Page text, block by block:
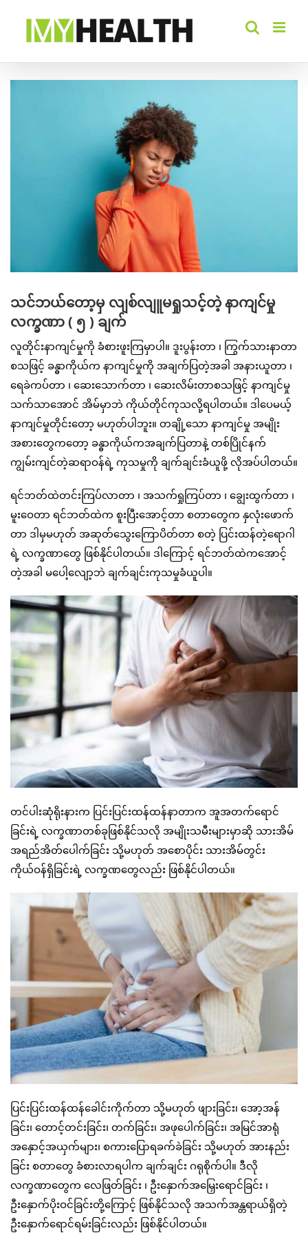
သင်ဘယ်တော့မှ လျစ်လျူမရှုသင့်တဲ့ နာကျင်မှု
လက္ခဏာ ( ၅ ) ချက်
လူတိုင်းနာကျင်မှုကို ခံစားဖူးကြမှာပါ။ ဒူးပွန်းတာ ၊ ကြွက်သားနာတာ
စသဖြင့် ခန္ဓာကိုယ်က နာကျင်မှုကို အချက်ပြတဲ့အခါ အနားယူတာ ၊
ရေခဲကပ်တာ ၊ ဆေးသောက်တာ ၊ ဆေးလိမ်းတာစသဖြင့် နာကျင်မှု
သက်သာအောင် အိမ်မှာဘဲ ကိုယ်တိုင်ကုသလို့ရပါတယ်။ ဒါပေမယ့်
နာကျင်မှုတိုင်းတော့ မဟုတ်ပါဘူး။ တချို့သော နာကျင်မှု အမျိုး
အစားတွေကတော့ ခန္ဓာကိုယ်ကအချက်ပြတာနဲ့ တစ်ပြိုင်နက်
ကျွမ်းကျင်တဲ့ဆရာဝန်ရဲ့ ကုသမှုကို ချက်ချင်းခံယူဖို့ လိုအပ်ပါတယ်။
ရင်ဘတ်ထဲတင်းကြပ်လာတာ ၊ အသက်ရှုကြပ်တာ ၊ ချွေးထွက်တာ ၊
မူးဝေတာ ရင်ဘတ်ထဲက စူးပြီးအောင့်တာ စတာတွေက နှလုံးဖောက်
တာ ဒါမှမဟုတ် အဆုတ်သွေးကြောပိတ်တာ စတဲ့ ပြင်းထန်တဲ့ရောဂါ
ရဲ့ လက္ခဏာတွေ ဖြစ်နိုင်ပါတယ်။ ဒါကြောင့် ရင်ဘတ်ထဲကအောင့်
တဲ့အခါ မပေါ့လျော့ဘဲ ချက်ချင်းကုသမှုခံယူပါ။
တင်ပါးဆုံရိုးနားက ပြင်းပြင်းထန်ထန်နာတာက အူအတက်ရောင်
ခြင်းရဲ့ လက္ခဏာတစ်ခုဖြစ်နိုင်သလို အမျိုးသမီးများမှာဆို သားအိမ်
အရည်အိတ်ပေါက်ခြင်း သို့မဟုတ် အစောပိုင်း သားအိမ်တွင်း
ကိုယ်ဝန်ရှိခြင်းရဲ့ လက္ခဏတွေလည်း ဖြစ်နိုင်ပါတယ်။
ပြင်းပြင်းထန်ထန်ခေါင်းကိုက်တာ သို့မဟုတ် ဖျားခြင်း၊ အော့အန်
ခြင်း၊ တောင့်တင်းခြင်း၊ တက်ခြင်း၊ အဖုပေါက်ခြင်း၊ အမြင်အာရုံ
အနှောင့်အယှက်များ၊ စကားပြောရခက်ခဲခြင်း သို့မဟုတ် အားနည်း
ခြင်း စတာတွေ ခံစားလာရပါက ချက်ချင်း ဂရုစိုက်ပါ။ ဒီလို
လက္ခဏာတွေက လေဖြတ်ခြင်း ၊ ဦးနှောက်အမြှေးရောင်ခြင်း ၊
ဦးနှောက်ပိုးဝင်ခြင်းတို့ကြောင့် ဖြစ်နိုင်သလို အသက်အန္တရာယ်ရှိတဲ့
ဦးနှောက်ရောင်ရမ်းခြင်းလည်း ဖြစ်နိုင်ပါတယ်။